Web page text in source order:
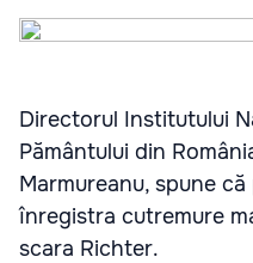
Directorul Institutului
Pământului din
Marmureanu, spune
înregistra cutremure
scara Richter.